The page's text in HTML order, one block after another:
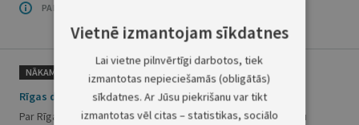
PAR ŠO GRUPU
NĀKAMAIS
Rīgas domes saistošie noteikumi Nr. RD-24-297-sn
Par Rīgas valstspilsētas pašvaldības atbalstu daudzdzīvokļu
Vietnē izmantojam sīkdatnes
Lai vietne pilnvērtīgi darbotos, tiek
izmantotas nepieciešamās (obligātās)
sīkdatnes. Ar Jūsu piekrišanu var tikt
izmantotas vēl citas – statistikas, sociālo